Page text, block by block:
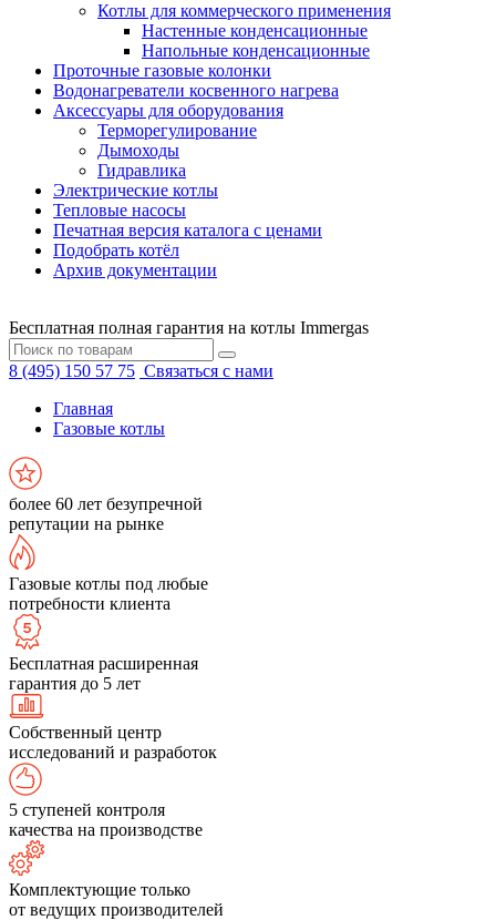
Котлы для коммерческого применения
Настенные конденсационные
Напольные конденсационные
Проточные газовые колонки
Водонагреватели косвенного нагрева
Аксессуары для оборудования
Терморегулирование
Дымоходы
Гидравлика
Электрические котлы
Тепловые насосы
Печатная версия каталога с ценами
Подобрать котёл
Архив документации
Бесплатная полная гарантия на котлы Immergas
8 (495) 150 57 75 Связаться с нами
Главная
Газовые котлы
более 60 лет безупречной
репутации на рынке
Газовые котлы под любые
потребности клиента
Бесплатная расширенная
гарантия до 5 лет
Собственный центр
исследований и разработок
5 ступеней контроля
качества на производстве
Комплектующие только
от ведущих производителей